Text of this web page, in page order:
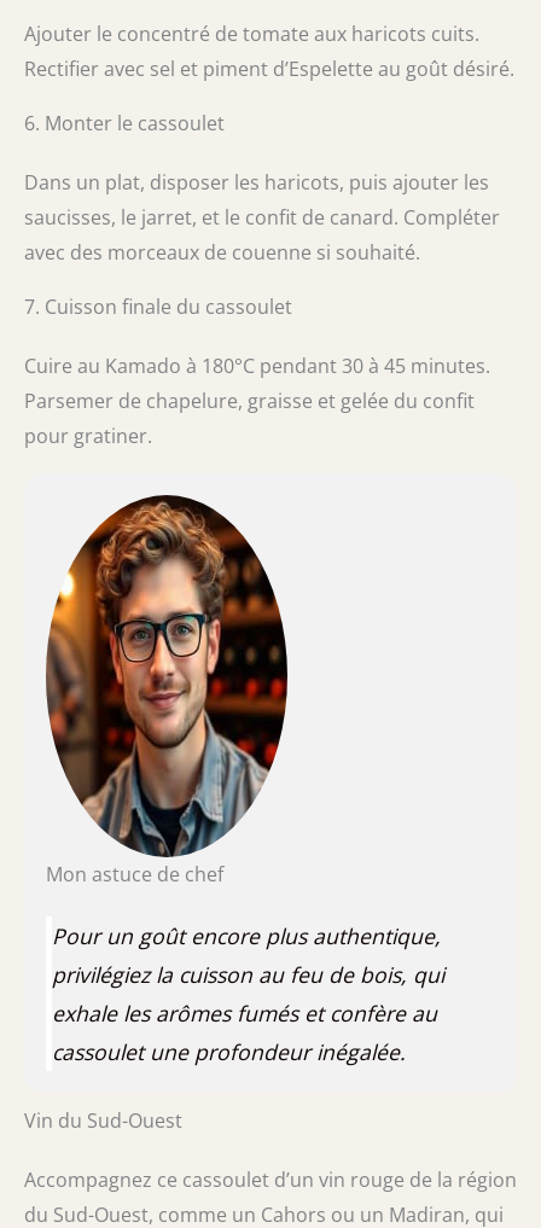
Ajouter le concentré de tomate aux haricots cuits.
Rectifier avec sel et piment d’Espelette au goût désiré.
6. Monter le cassoulet
Dans un plat, disposer les haricots, puis ajouter les
saucisses, le jarret, et le confit de canard. Compléter
avec des morceaux de couenne si souhaité.
7. Cuisson finale du cassoulet
Cuire au Kamado à 180°C pendant 30 à 45 minutes.
Parsemer de chapelure, graisse et gelée du confit
pour gratiner.
Mon astuce de chef
Pour un goût encore plus authentique,
privilégiez la cuisson au feu de bois, qui
exhale les arômes fumés et confère au
cassoulet une profondeur inégalée.
Vin du Sud-Ouest
Accompagnez ce cassoulet d’un vin rouge de la région
du Sud-Ouest, comme un Cahors ou un Madiran, qui